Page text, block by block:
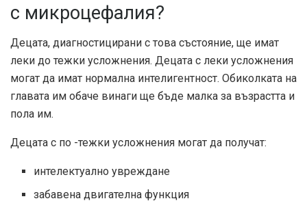
с микроцефалия?
Децата, диагностицирани с това състояние, ще имат
леки до тежки усложнения. Децата с леки усложнения
могат да имат нормална интелигентност. Обиколката на
главата им обаче винаги ще бъде малка за възрастта и
пола им.
Децата с по -тежки усложнения могат да получат:
интелектуално увреждане
забавена двигателна функция